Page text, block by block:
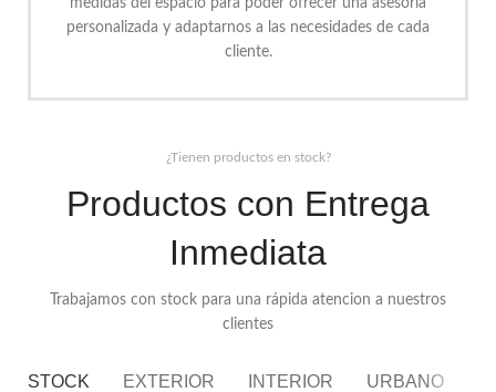
medidas del espacio para poder ofrecer una asesoría
personalizada y adaptarnos a las necesidades de cada
cliente.
¿Tienen productos en stock?
Productos con Entrega
Inmediata
Trabajamos con stock para una rápida atencion a nuestros
clientes
STOCK EXTERIOR INTERIOR URBANO